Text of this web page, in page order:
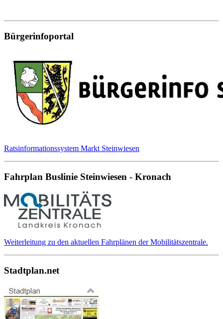
Bürgerinfoportal
Ratsinformationssystem Markt Steinwiesen
Fahrplan Buslinie Steinwiesen - Kronach
Weiterleitung zu den aktuellen Fahrplänen der Mobilitätszentrale.
Stadtplan.net